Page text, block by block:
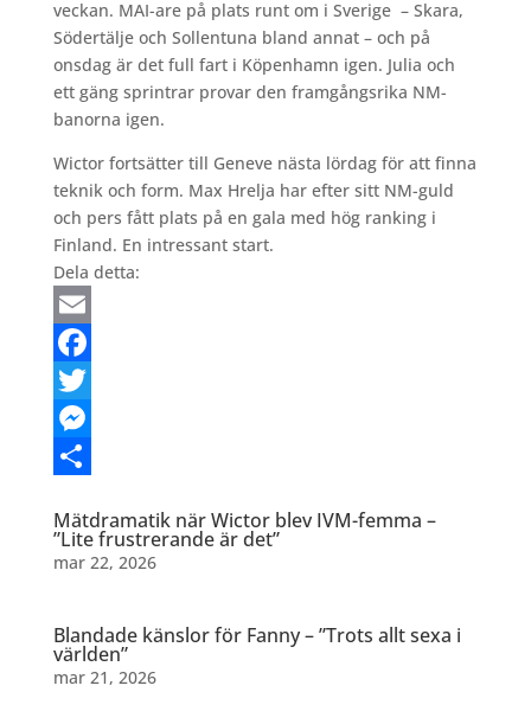
veckan. MAI-are på plats runt om i Sverige – Skara,
Södertälje och Sollentuna bland annat – och på
onsdag är det full fart i Köpenhamn igen. Julia och
ett gäng sprintrar provar den framgångsrika NM-
banorna igen.
Wictor fortsätter till Geneve nästa lördag för att finna
teknik och form. Max Hrelja har efter sitt NM-guld
och pers fått plats på en gala med hög ranking i
Finland. En intressant start.
Dela detta:
Email
Facebook
Twitter
Messenger
Mätdramatik när Wictor blev IVM-femma –
”Lite frustrerande är det”
mar 22, 2026
Blandade känslor för Fanny – ”Trots allt sexa i
världen”
mar 21, 2026